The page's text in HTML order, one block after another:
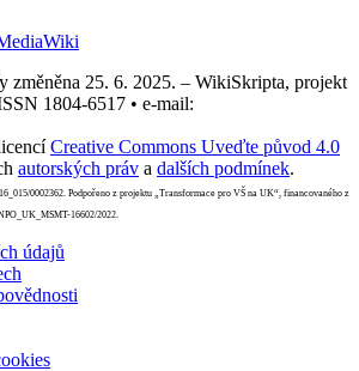
změněna 25. 6. 2025. – WikiSkripta, projekt
1804-6517 • e-mail:
Creative Commons Uveďte původ 4.0
autorských práv a dalších podmínek.
0002362. Podpořeno z projektu „Transformace pro VŠ na UK“, financovaného z
16602/2022.
údajů